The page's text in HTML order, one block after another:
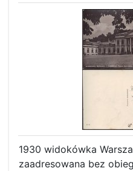
1930 widokówka
zaadresowana bez